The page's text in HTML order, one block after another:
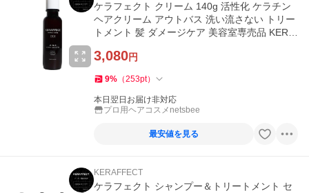
ケラフェクト クリーム 140g 活性化 ケラチン
ヘアクリーム アウトバス 洗い流さない トリー
トメント 髪 ダメージケア 美容室専売品 KERA
3,080円
9% （253pt）
本日翌日お届け非対応
プロ用ヘアコスメnetsbee
最安値を見る
KERAFFECT
ケラフェクト シャンプー＆トリートメント セ